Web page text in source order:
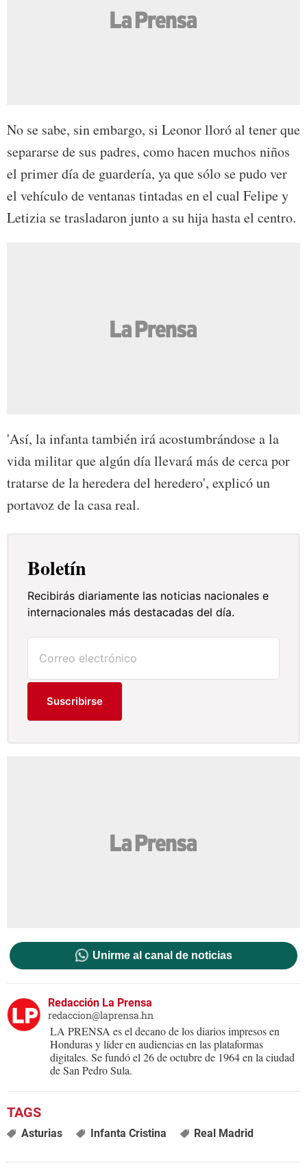
No se sabe, sin embargo, si Leonor lloró al tener que
separarse de sus padres, como hacen muchos niños
el primer día de guardería, ya que sólo se pudo ver
el vehículo de ventanas tintadas en el cual Felipe y
Letizia se trasladaron junto a su hija hasta el centro.
'Así, la infanta también irá acostumbrándose a la
vida militar que algún día llevará más de cerca por
tratarse de la heredera del heredero', explicó un
portavoz de la casa real.
Boletín
Recibirás diariamente las noticias nacionales e
internacionales más destacadas del día.
Suscribirse
Unirme al canal de noticias
Redacción La Prensa
redaccion@laprensa.hn
LA PRENSA es el decano de los diarios impresos en
Honduras y líder en audiencias en las plataformas
digitales. Se fundó el 26 de octubre de 1964 en la ciudad
de San Pedro Sula.
Asturias Infanta Cristina Real Madrid